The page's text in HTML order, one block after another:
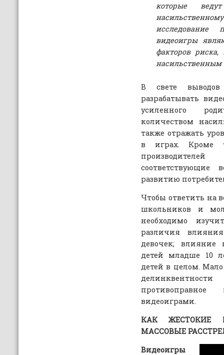
которые
исследование
видеоигры
факторов
насильственным
В свете
разрабатывать
усиленного
количеством
также отражать
в играх. Кроме
соответствующие
развитию
Чтобы ответить на
школьников и
необходимо
различия
девочек; влияние
детей младше 10
детей в целом.
видеоиграми.
КАК ЖЕСТОКИЕ
МАССОВЫЕ
Видеоигры